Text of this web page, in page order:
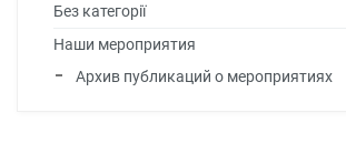
Без категорії
Наши мероприятия
Архив публикаций о мероприятиях